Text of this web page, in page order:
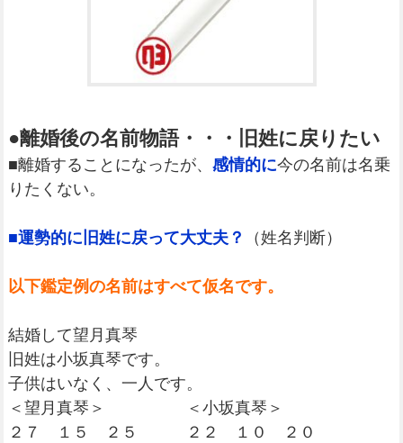
●離婚後の名前物語・・・旧姓に戻りたい
■離婚することになったが、 感情的に今の名前は名乗
りたくない。
■運勢的に旧姓に戻って大丈夫？ （姓名判断）
以下鑑定例の名前はすべて仮名です。
結婚して望月真琴
旧姓は小坂真琴です。
子供はいなく、一人です。
＜望月真琴＞ ＜小坂真琴＞
２７ １５ ２５ ２２ １０ ２０